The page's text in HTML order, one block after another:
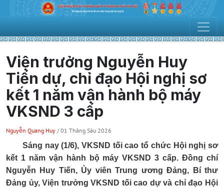
Viện trưởng Nguyễn Huy
Tiến dự, chỉ đạo Hội nghị sơ
kết 1 năm vận hành bộ máy
VKSND 3 cấp
Nguyễn Quang Huy / 01 Tháng Sáu 2026
Sáng nay (1/6), VKSND tối cao tổ chức Hội nghị sơ
kết 1 năm vận hành bộ máy VKSND 3 cấp. Đồng chí
Nguyễn Huy Tiến, Ủy viên Trung ương Đảng, Bí thư
Đảng ủy, Viện trưởng VKSND tối cao dự và chỉ đạo Hội